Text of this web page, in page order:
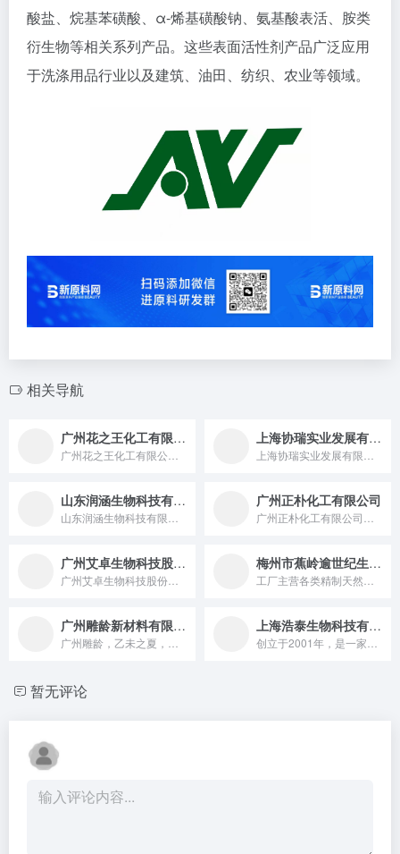
酸盐、烷基苯磺酸、α-烯基磺酸钠、氨基酸表活、胺类
衍生物等相关系列产品。这些表面活性剂产品广泛应用
于洗涤用品行业以及建筑、油田、纺织、农业等领域。
相关导航
广州花之王化工有限公司
广州花之王化工有限公司是一家专业化妆品原料生产厂家，主要产品...
上海协瑞实业发展有限公司
上海协瑞实业发展有限公司成立于2003年，主营精细化工原料贸...
山东润涵生物科技有限公司
山东润涵生物科技有限公司成立于2021年，深耕于合成生物学领...
广州正朴化工有限公司
广州正朴化工有限公司是一家致力于有机硅新材料研发、生产、销售的科技型企业。工厂拥有GMP标准化车间，并通过ISO9001认证。公司拥有自主研发的技术和研发人员，为客户提供各种配方解决方案。我们始终坚持“秉承工匠精神，为客户创造价值”的经营理念，为客户提供优质、全面、有价值的产品和服务。
广州艾卓生物科技股份有限公司
广州艾卓生物科技股份有限公司成立于2014年5月，专注抑菌剂这一细分领域，致力于天然来源抑菌剂的开发与应用，开启更安全、高效、低刺激的无负担抑菌时代。 公司总面积约4200平方米，其中实验室占地面积约达2100平方米，配有十万级洁净区域，设有独立的产品研发中心、应用开发中心、微生物检测中心、功效检测
梅州市蕉岭逾世纪生物科技有限公司
工厂主营各类精制天然蜡，如植物蜡，动物蜡，矿物蜡 其中包含有...
广州雕龄新材料有限公司
广州雕龄，乙未之夏，起于羊城,是一家专营国产原材料的成长型企...
上海浩泰生物科技有限公司
创立于2001年，是一家研发型高新生物技术企业，致力于化妆品...
暂无评论